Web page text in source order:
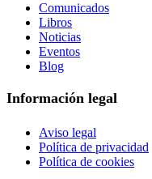
Comunicados
Libros
Noticias
Eventos
Blog
Información legal
Aviso legal
Política de privacidad
Política de cookies